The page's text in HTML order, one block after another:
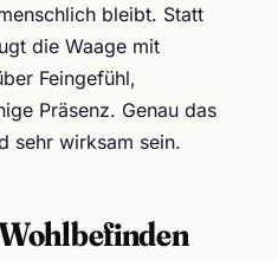
bleibt. Statt
die Waage mit
Feingefühl,
Präsenz. Genau das
sehr wirksam sein.